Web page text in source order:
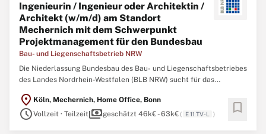
Ingenieurin / Ingenieur oder Architektin /
Architekt (w/m/d) am Standort
Mechernich mit dem Schwerpunkt
Projektmanagement für den Bundesbau
Bau- und Liegenschaftsbetrieb NRW
Die Niederlassung Bundesbau des Bau- und Liegenschaftsbetriebes
des Landes Nordrhein-Westfalen (BLB NRW) sucht für das
eine/einen Ingenieurin / Ingenieur oder Architektin / Architekt
(w/m/d) am Standort Mechernich mit dem Schwerpunkt
location_on Köln, Mechernich, Home Office, Bonn
scheduleVollzeit · Teilzeitpaymentsgeschätzt 46k€ - 63k€( E 11 TV-L ) bookmark